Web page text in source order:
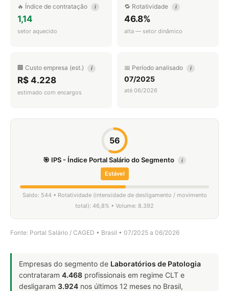
🔥 Índice de contratação i
1,14
setor aquecido
🔁 Rotatividade i
46.8%
alta — setor dinâmico
🏢 Custo empresa (est.) i
R$ 4.228
estimado com encargos
📅 Período analisado i
07/2025
até 06/2026
56
🎯 IPS - Índice Portal Salário do Segmento i
Estável
Saldo: 544 • Rotatividade (intensidade de desligamento / movimento
total): 46,8% • Volume: 8.392
Fonte: Portal Salário / CAGED • Brasil • 07/2025 a 06/2026
Empresas do segmento de Laboratórios de Patologia
contrataram 4.468 profissionais em regime CLT e
desligaram 3.924 nos últimos 12 meses no Brasil,